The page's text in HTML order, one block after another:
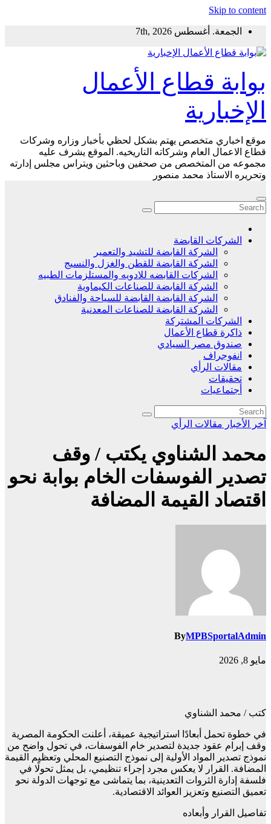
Skip to content
الجمعة. أغسطس 7th, 2026
بوابة قطاع الأعمال
الإخبارية
موقع اخباري متخصص يهتم بشكل لحظي بأخبار وزاره وشركات
قطاع الاعمال العام وشركاته التاريخيه. الموقع يشرف عليه
مجموعه من المتخصص من صحفين وباحثين ويتراس مجلس إدارته
وتحريره الاستاذ محمد منصور
الشركات القابضة
الشركة القابضة للتشيد والتعمير
الشركة القابضة للقطن والغزل والنسيج
الشركات القابضه للادويه والمستلزمات الطبيه
الشركة القابضة للصناعات الكيماوية
الشركة القابضة القابضة للسياحة والفنادق
الشركة القابضة للصناعات المعدنية
الشركات المشتركة
ذاكرة قطاع الأعمال
صندوق مصر السيادي
انفوجراف
مقالات الرأي
تحقيقات
أجتماعيات
آخر الأخبار مقالات الرأي
محمد الشناوي يكتب / وقف
تصدير الفوسفات الخام بوابة نحو
اقتصاد القيمة المضافة
ByMPBSportalAdmin
مايو 8, 2026
كتب / محمد الشناوي
في خطوة تحمل أبعادًا استراتيجية عميقة، أعلنت الحكومة المصرية
وقف إبرام عقود جديدة لتصدير خام الفوسفات، في تحول واضح من
نموذج تصدير المواد الأولية إلى نموذج التصنيع المحلي وتعظيم القيمة
المضافة. القرار لا يعكس مجرد إجراء تنظيمي، بل يمثل تحولًا في
فلسفة إدارة الثروات التعدينية، بما يتماشى مع توجهات الدولة نحو
تعميق التصنيع وتعزيز العوائد الاقتصادية.
تفاصيل القرار وأبعاده